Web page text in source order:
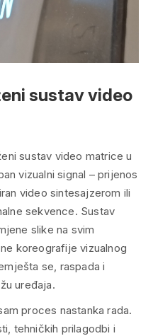
sustav video
sustav video matrice u
vizualni signal – prijenos
video sintesajzerom ili
sekvence. Sustav
slike na svim
koreografije vizualnog
se, raspada i
uređaja.
proces nastanka rada.
tehničkih prilagodbi i